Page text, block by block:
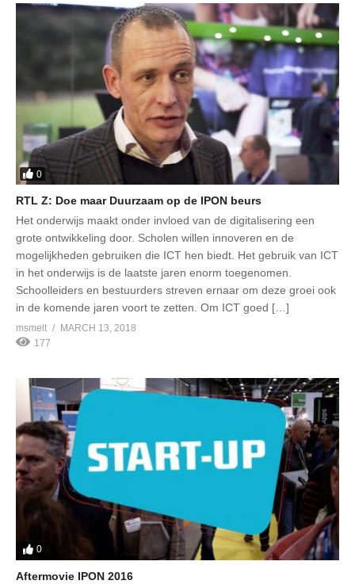
0
RTL Z: Doe maar Duurzaam op de IPON beurs
Het onderwijs maakt onder invloed van de digitalisering een
grote ontwikkeling door. Scholen willen innoveren en de
mogelijkheden gebruiken die ICT hen biedt. Het gebruik van ICT
in het onderwijs is de laatste jaren enorm toegenomen.
Schoolleiders en bestuurders streven ernaar om deze groei ook
in de komende jaren voort te zetten. Om ICT goed […]
msmelt
MARCH 13, 2018
177
0
Aftermovie IPON 2016